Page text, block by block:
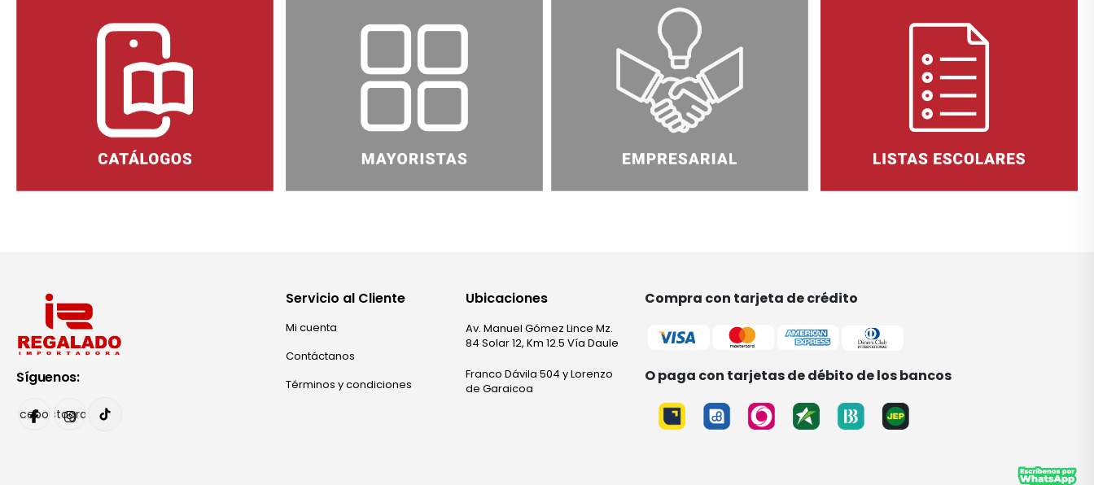
Síguenos:
FacebookInstagram
Servicio al Cliente
Mi cuenta
Contáctanos
Términos y condiciones
Ubicaciones
Av. Manuel Gómez Lince Mz.
84 Solar 12, Km 12.5 Vía Daule
Franco Dávila 504 y Lorenzo
de Garaicoa
Compra con tarjeta de crédito
O paga con tarjetas de débito de los bancos